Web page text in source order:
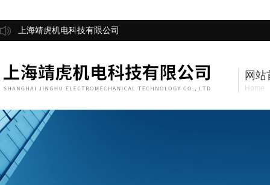
上海靖虎机电科技有限公司
网站
Home